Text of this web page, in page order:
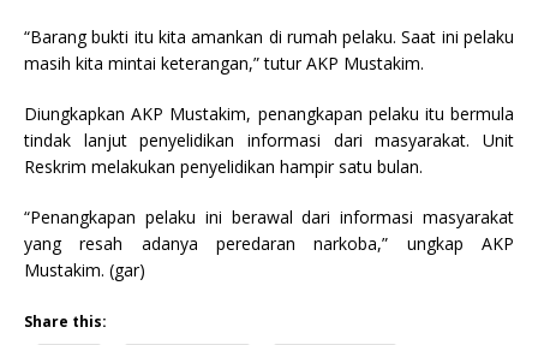
“Barang bukti itu kita amankan di rumah pelaku. Saat ini pelaku
masih kita mintai keterangan,” tutur AKP Mustakim.
Diungkapkan AKP Mustakim, penangkapan pelaku itu bermula
tindak lanjut penyelidikan informasi dari masyarakat. Unit
Reskrim melakukan penyelidikan hampir satu bulan.
“Penangkapan pelaku ini berawal dari informasi masyarakat
yang resah adanya peredaran narkoba,” ungkap AKP
Mustakim. (gar)
Share this: